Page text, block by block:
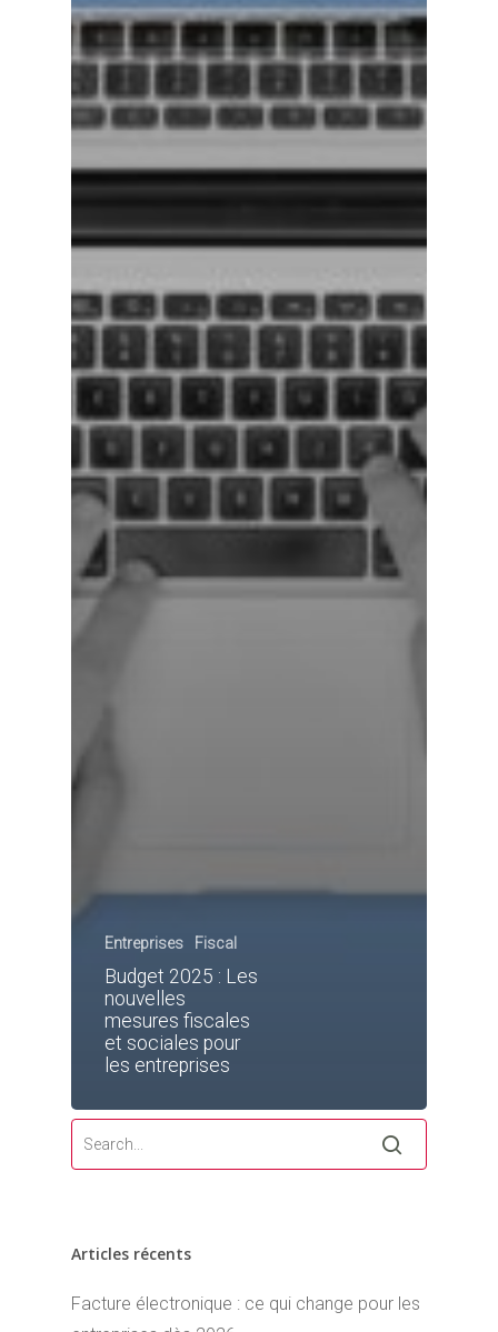
Entreprises Fiscal
Budget 2025 : Les
nouvelles
mesures fiscales
et sociales pour
les entreprises
Articles récents
Facture électronique : ce qui change pour les